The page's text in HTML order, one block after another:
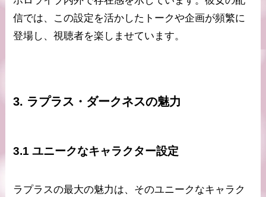
信では、この設定を活かしたトークや企画が頻繁に
登場し、視聴者を楽しませています。
3. ラプラス・ダークネスの魅力
3.1 ユニークなキャラクター設定
ラプラスの最大の魅力は、そのユニークなキャラク